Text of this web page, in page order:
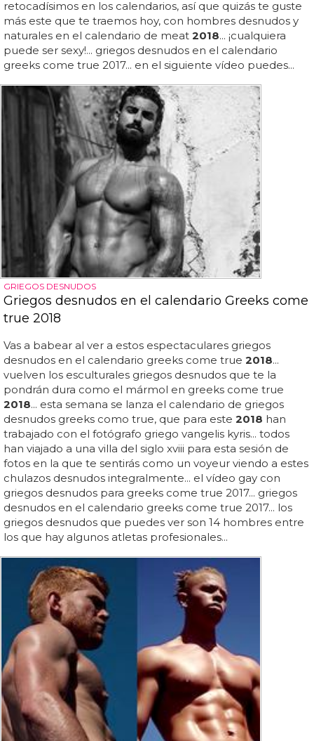
retocadísimos en los calendarios, así que quizás te guste
más este que te traemos hoy, con hombres desnudos y
naturales en el calendario de meat 2018... ¡cualquiera
puede ser sexy!... griegos desnudos en el calendario
greeks come true 2017... en el siguiente vídeo puedes...
GRIEGOS DESNUDOS
Griegos desnudos en el calendario Greeks come
true 2018
Vas a babear al ver a estos espectaculares griegos
desnudos en el calendario greeks come true 2018...
vuelven los esculturales griegos desnudos que te la
pondrán dura como el mármol en greeks come true
2018... esta semana se lanza el calendario de griegos
desnudos greeks como true, que para este 2018 han
trabajado con el fotógrafo griego vangelis kyris... todos
han viajado a una villa del siglo xviii para esta sesión de
fotos en la que te sentirás como un voyeur viendo a estes
chulazos desnudos integralmente... el vídeo gay con
griegos desnudos para greeks come true 2017... griegos
desnudos en el calendario greeks come true 2017... los
griegos desnudos que puedes ver son 14 hombres entre
los que hay algunos atletas profesionales...